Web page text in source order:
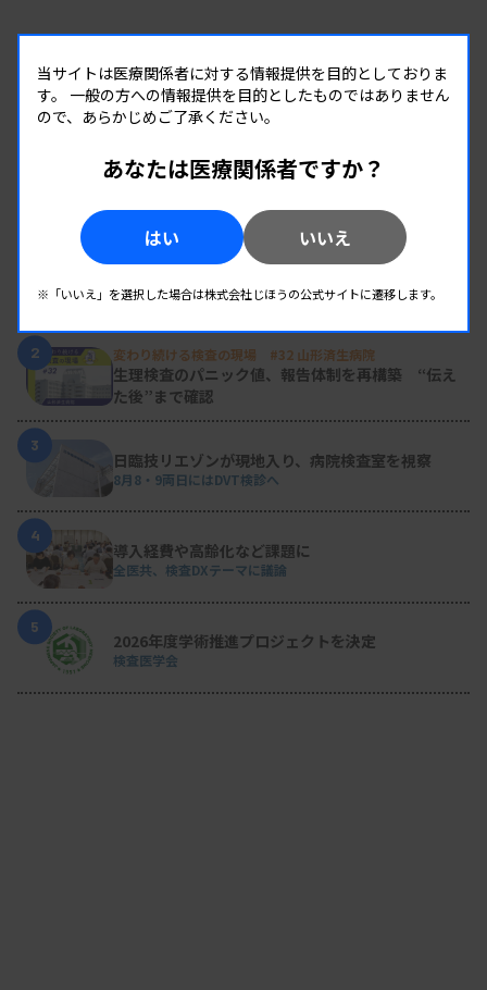
RANKING
人気の記事
チーム医療の中で信頼される技師
2 変わり続ける検査の現場 #32 山形済生病院
生理検査のパニック値、報告体制を再構築 “伝え
た後”まで確認
3
日臨技リエゾンが現地入り、病院検査室を視察
8月8・9両日にはDVT検診へ
4
導入経費や高齢化など課題に
全医共、検査DXテーマに議論
5
2026年度学術推進プロジェクトを決定
検査医学会
当サイトは医療関係者に対する情報提供を目的としておりま
す。 一般の方への情報提供を目的としたものではありません
ので、あらかじめご了承ください。
あなたは医療関係者ですか？
はい いいえ
※「いいえ」を選択した場合は株式会社じほうの公式サイトに遷移します。